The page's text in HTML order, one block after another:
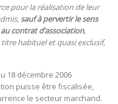
pour la réalisation de leur
sauf à pervertir le sens
contrat d’association,
titre habituel et quasi exclusif,
18 décembre 2006
puisse être fiscalisée,
le secteur marchand.